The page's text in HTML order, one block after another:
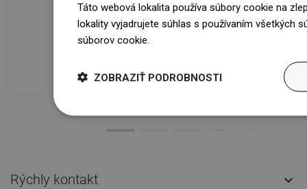
Dostupnosť tovaru
Naše výrobky na vás čakajú v
Rýchly kontakt 
Táto webová lokalita používa súbory cookie na
lokality vyjadrujete súhlas s používaním všetkých
súborov cookie.
ZOBRAZIŤ PODROBNOSTI